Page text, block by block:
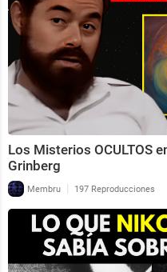
Los Misterios OCULTOS
Grinberg
Membru | 197 Reproducciones